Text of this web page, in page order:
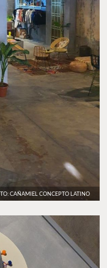
CAÑAMIEL CONCEPTO LATINO